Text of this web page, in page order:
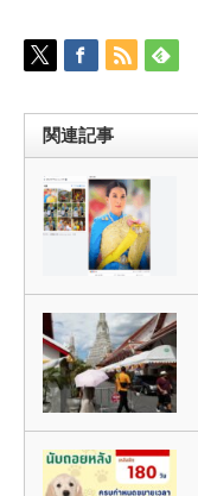
関連記事